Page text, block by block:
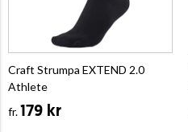
Craft Strumpa EXTEND 2.0
Athlete
fr.179 kr